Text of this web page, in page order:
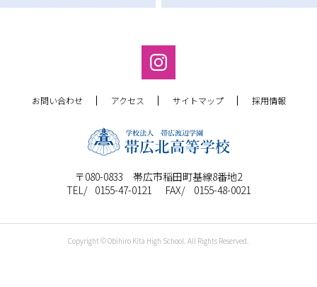
お問い合わせ アクセス サイトマップ 採用情報
〒080-0833 帯広市稲田町基線8番地2
0155-47-0121
0155-48-0021
Copyright © Obihiro Kita High School. All Rights Reserved.